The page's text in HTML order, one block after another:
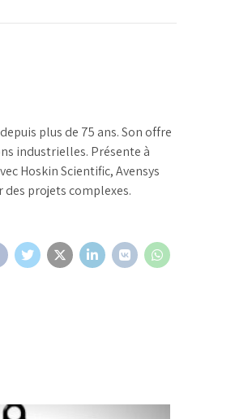
plus de 75 ans. Son offre
industrielles. Présente à
Hoskin Scientific, Avensys
projets complexes.